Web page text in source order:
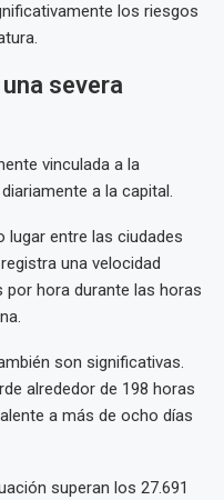
los riesgos
severa
vinculada a la
a la capital.
lugar entre las ciudades
una velocidad
hora durante las horas
son significativas.
alrededor de 198 horas
a más de ocho días
superan los 27.691